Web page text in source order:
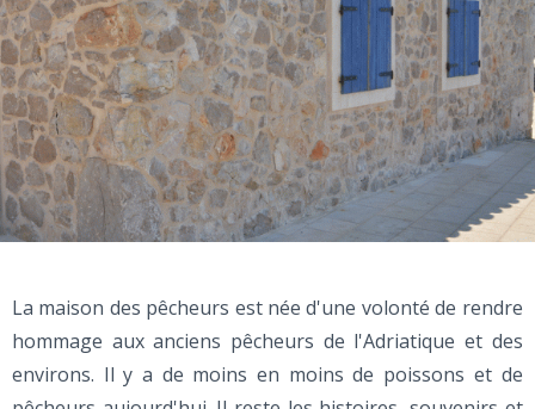
La maison des pêcheurs est née d'une volonté de rendre
hommage aux anciens pêcheurs de l'Adriatique et des
environs. Il y a de moins en moins de poissons et de